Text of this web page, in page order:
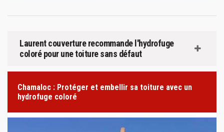
Laurent couverture recommande l'hydrofuge
coloré pour une toiture sans défaut
Chamaloc : Protéger et embellir sa toiture avec un
hydrofuge coloré